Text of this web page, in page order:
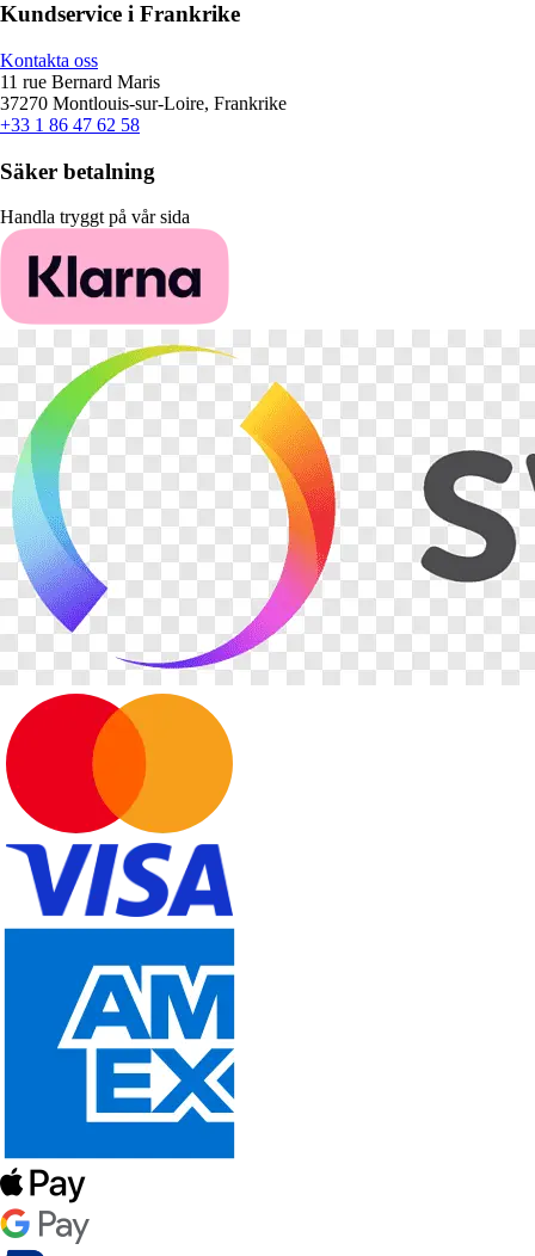
Kundservice i Frankrike
Kontakta oss
11 rue Bernard Maris
37270 Montlouis-sur-Loire, Frankrike
+33 1 86 47 62 58
Säker betalning
Handla tryggt på vår sida